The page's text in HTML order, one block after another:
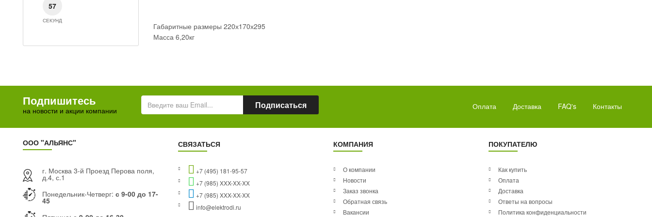
56
СЕКУНД
Габаритные размеры 220х170х295
Масса 6,20кг
Подпишитесь
на новости и акции компании Подписаться Оплата Доставка FAQ's Контакты
ООО "АЛЬЯНС"
г. Москва 3-й Проезд Перова поля,
д.4, с.1
Понедельник-Четверг:с 9-00 до 17-
45
СВЯЗАТЬСЯ
+7 (495) 181-95-57
+7 (985) XXX-XX-XX
+7 (985) XXX-XX-XX
info@elektrodi.ru
КОМПАНИЯ
О компании
Новости
Заказ звонка
Обратная связь
Вакансии
ПОКУПАТЕЛЮ
Как купить
Оплата
Доставка
Ответы на вопросы
Политика конфиденциальности